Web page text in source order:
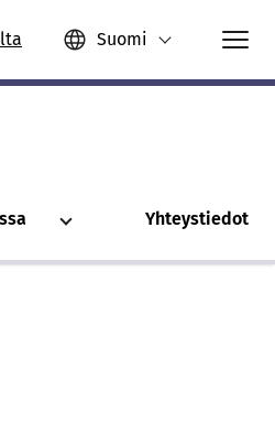
Suomi
Yhteystiedot